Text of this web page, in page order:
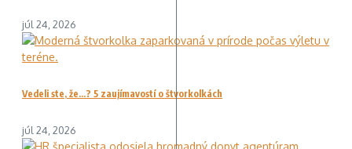
júl 24, 2026
Vedeli ste, že…? 5 zaujímavostí o štvorkolkách
júl 24, 2026